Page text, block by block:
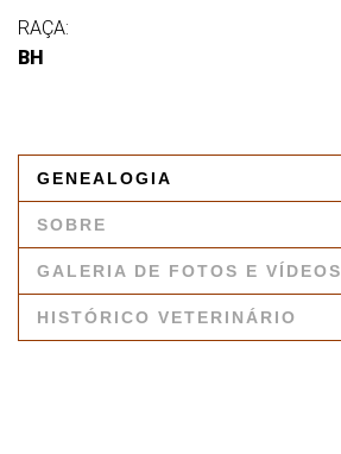
RAÇA:
BH
GENEALOGIA
SOBRE
GALERIA DE FOTOS E VÍDEOS
HISTÓRICO VETERINÁRIO